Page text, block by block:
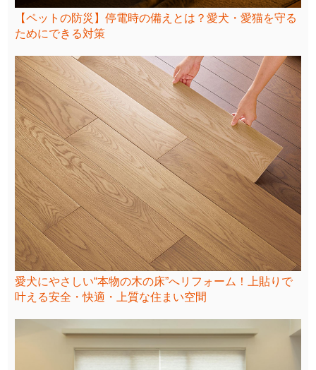
【ペットの防災】停電時の備えとは？愛犬・愛猫を守る
ためにできる対策
愛犬にやさしい“本物の木の床”へリフォーム！上貼りで
叶える安全・快適・上質な住まい空間